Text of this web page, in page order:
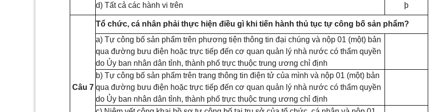
d) Tất cả các hành vi trên þ
Câu 7
Tổ chức, cá nhân phải thực hiện điều gì khi tiến hành thủ tục tự công bố sản phẩm?
a) Tự công bố sản phẩm trên phương tiện thông tin đại chúng và nộp 01 (một) bản
qua đường bưu điện hoặc trực tiếp đến cơ quan quản lý nhà nước có thẩm quyền
do Ủy ban nhân dân tỉnh, thành phố trực thuộc trung ương chỉ định
b) Tự công bố sản phẩm trên trang thông tin điện tử của mình và nộp 01 (một) bản
qua đường bưu điện hoặc trực tiếp đến cơ quan quản lý nhà nước có thẩm quyền
do Ủy ban nhân dân tỉnh, thành phố trực thuộc trung ương chỉ định